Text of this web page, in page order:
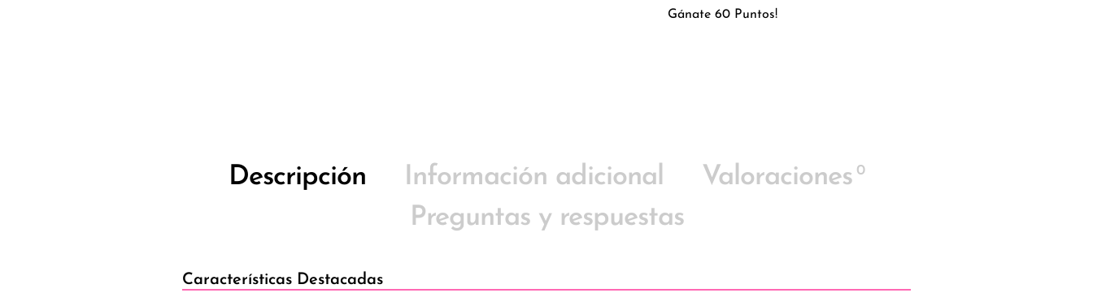
Gánate 60 Puntos!
Descripción Información adicional Valoraciones 0
Preguntas y respuestas
Características Destacadas